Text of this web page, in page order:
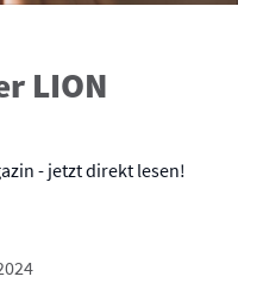
LION
- jetzt direkt lesen!